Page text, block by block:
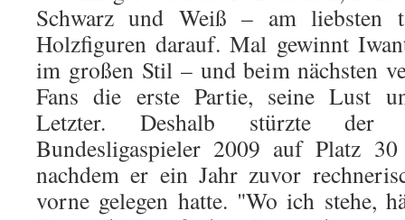
Schwarz und Weiß – am liebsten
Holzfiguren darauf. Mal gewinnt
im großen Stil – und beim nächsten
Fans die erste Partie, seine Lust
Letzter. Deshalb stürzte der
Bundesligaspieler 2009 auf Platz
nachdem er ein Jahr zuvor
vorne gelegen hatte. "Wo ich stehe,